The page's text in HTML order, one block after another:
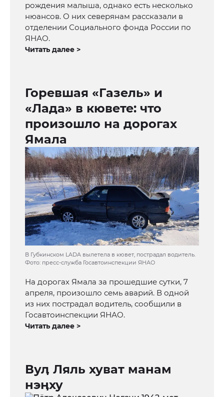
рождения малыша, однако есть несколько
нюансов. О них северянам рассказали в
отделении Социального фонда России по
ЯНАО.
Читать далее >
Горевшая «Газель» и
«Лада» в кювете: что
произошло на дорогах
Ямала
В Губкинском LADA вылетела в кювет, пострадал водитель.
Фото: пресс-служба Госавтоинспекции ЯНАО
На дорогах Ямала за прошедшие сутки, 7
апреля, произошло семь аварий. В одной
из них пострадал водитель, сообщили в
Госавтоинспекции ЯНАО.
Читать далее >
Вуӆ Ляль хуват манам
нэӊху